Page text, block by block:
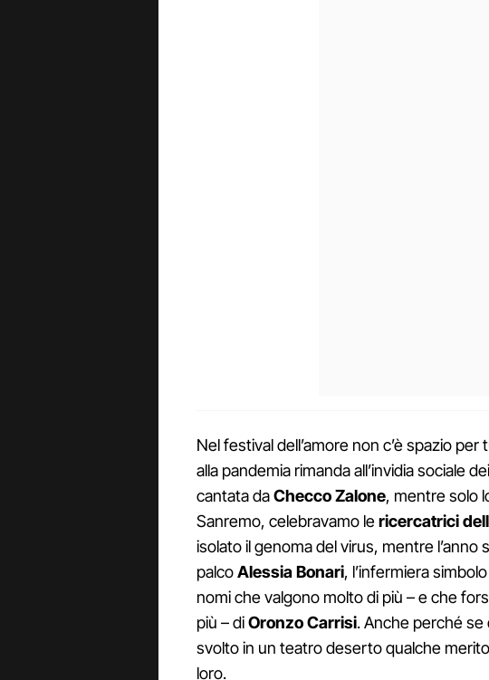
Nel festival dell’amore non c’è spazio
alla pandemia rimanda all’invidia sociale
cantata daChecco Zalone, mentre solo
Sanremo, celebravamo lericercatrici
isolato il genoma del virus, mentre
palcoAlessia Bonari, l’infermiera
nomi che valgono molto di più – e che
più – diOronzo Carrisi. Anche perché se
svolto in un teatro deserto qualche
loro.